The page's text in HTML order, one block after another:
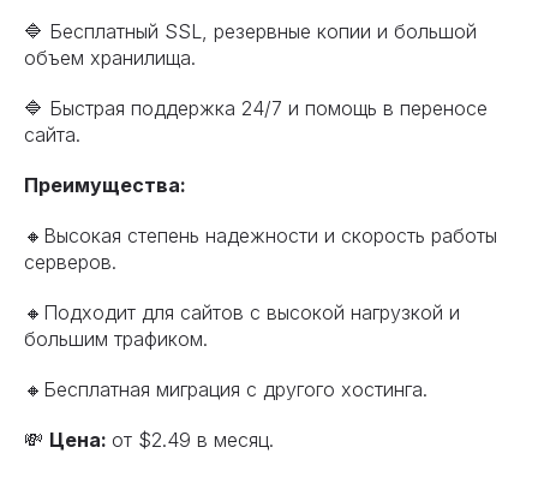
🔷 Бесплатный SSL, резервные копии и большой
объем хранилища.
🔷 Быстрая поддержка 24/7 и помощь в переносе
сайта.
Преимущества:
🔸Высокая степень надежности и скорость работы
серверов.
🔸Подходит для сайтов с высокой нагрузкой и
большим трафиком.
🔸Бесплатная миграция с другого хостинга.
💸 Цена: от $2.49 в месяц.